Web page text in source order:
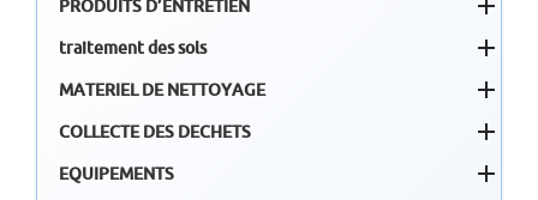
PRODUITS D’ENTRETIEN 
traitement des sols 
MATERIEL DE NETTOYAGE 
COLLECTE DES DECHETS 
EQUIPEMENTS 